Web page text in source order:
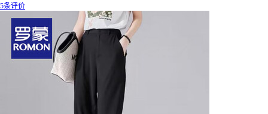
5条评价